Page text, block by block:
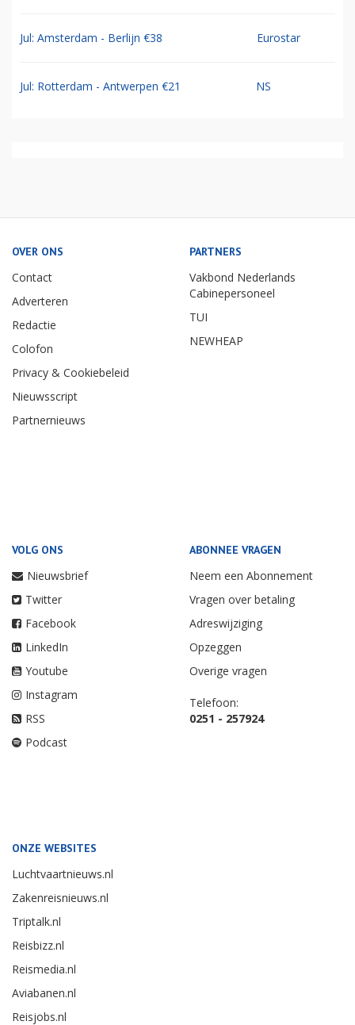
Jul: Amsterdam - Berlijn €38 Eurostar
Jul: Rotterdam - Antwerpen €21 NS
OVER ONS
Contact
Adverteren
Redactie
Colofon
Privacy & Cookiebeleid
Nieuwsscript
Partnernieuws
PARTNERS
Vakbond Nederlands
Cabinepersoneel
TUI
NEWHEAP
VOLG ONS
Nieuwsbrief
Twitter
Facebook
LinkedIn
Youtube
Instagram
RSS
Podcast
ABONNEE VRAGEN
Neem een Abonnement
Vragen over betaling
Adreswijziging
Opzeggen
Overige vragen
Telefoon:
0251 - 257924
ONZE WEBSITES
Luchtvaartnieuws.nl
Zakenreisnieuws.nl
Triptalk.nl
Reisbizz.nl
Reismedia.nl
Aviabanen.nl
Reisjobs.nl